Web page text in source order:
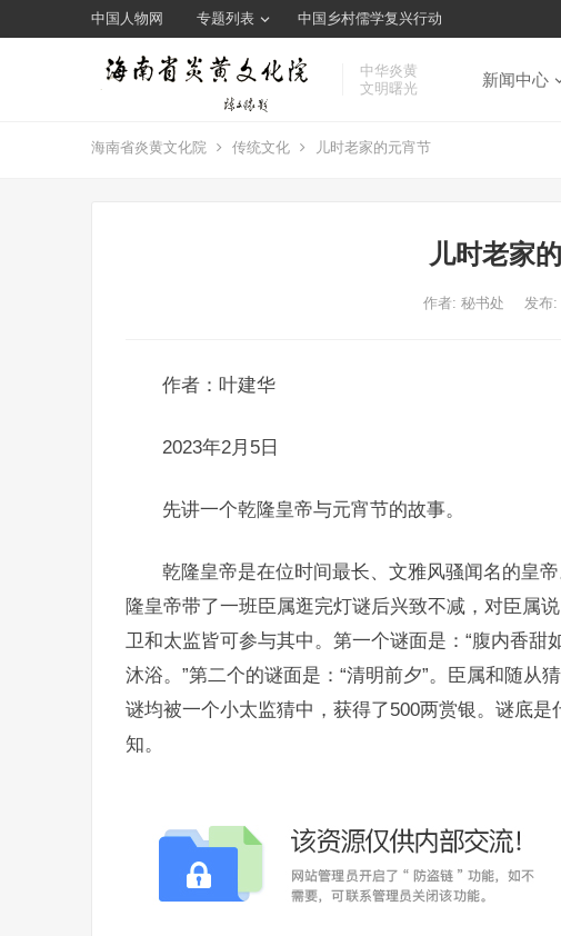
中国人物网 专题列表 中国乡村儒学复兴行动
中华炎黄
文明曙光
新闻中心
海南省炎黄文化院 传统文化 儿时老家的元宵节
儿时老家
作者: 秘书处 发布:
作者：叶建华
2023年2月5日
先讲一个乾隆皇帝与元宵节的故事。
乾隆皇帝是在位时间最长、文雅风骚闻名的皇
隆皇帝带了一班臣属逛完灯谜后兴致不减，对臣属
卫和太监皆可参与其中。第一个谜面是：“腹内香
沐浴。”第二个的谜面是：“清明前夕”。臣属和随从
谜均被一个小太监猜中，获得了500两赏银。谜底
知。